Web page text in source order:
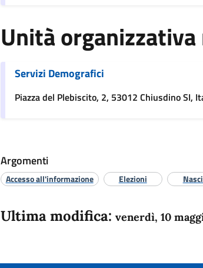
Unità
Servizi Demografici
Piazza del Plebiscito, 2, 53012 Chiusdino SI,
Argomenti
Accesso all'informazione Elezioni
Ultima modifica: venerdì, 10